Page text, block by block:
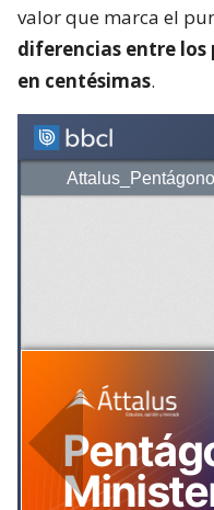
valor que marca el
diferencias entre los
en centésimas.